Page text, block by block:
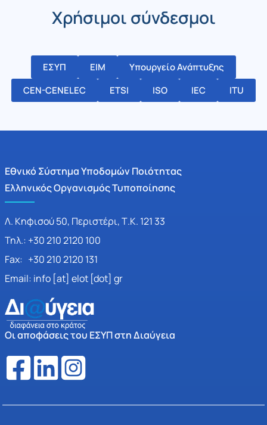
Χρήσιμοι σύνδεσμοι
ΕΣΥΠ ΕΙΜ
Υπουργείο Ανάπτυξης
CEN-CENELEC
ETSI ISO IEC ITU
Εθνικό Σύστημα Υποδομών Ποιότητας
Ελληνικός Οργανισμός Τυποποίησης
Λ. Κηφισού 50, Περιστέρι, Τ.Κ. 121 33
Τηλ.: +30 210 2120 100
Fax: +30 210 2120 131
Email: info [at] elot [dot] gr
Οι αποφάσεις του ΕΣΥΠ στη Διαύγεια